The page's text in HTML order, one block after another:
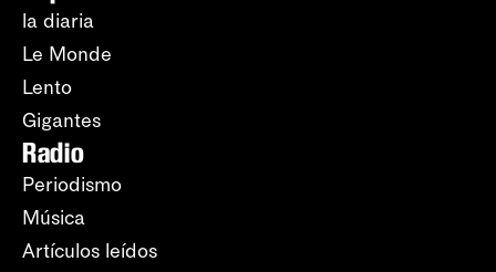
la diaria
Le Monde
Lento
Gigantes
Radio
Periodismo
Música
Artículos leídos